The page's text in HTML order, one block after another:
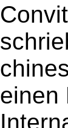
einen